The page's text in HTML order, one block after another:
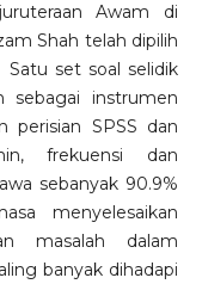
Awam di
Shah telah dipilih
Satu set soal selidik
sebagai instrumen
perisian SPSS dan
frekuensi dan
sebanyak 90.9%
menyelesaikan
masalah dalam
banyak dihadapi